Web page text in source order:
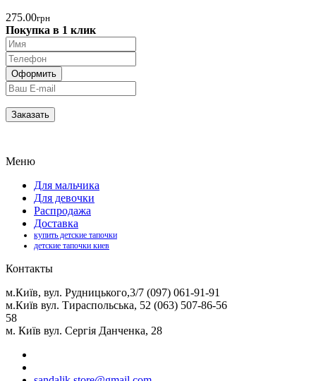
275.00грн
Покупка в 1 клик
Меню
Для мальчика
Для девочки
Распродажа
Доставка
купить детские тапочки
детские тапочки киев
Контакты
м.Київ, вул. Рудницького,3/7 (097) 061-91-91
м.Київ вул. Тираспольська, 52 (063) 507-86-56
58
м. Київ вул. Сергія Данченка, 28